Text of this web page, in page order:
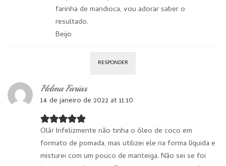
farinha de mandioca, vou adorar saber o
resultado.
Beijo
RESPONDER
Helena Farias
14 de janeiro de 2022 at 11:10
Olá! Infelizmente não tinha o óleo de coco em
formato de pomada, mas utilizei ele na forma líquida e
misturei com um pouco de manteiga. Não sei se foi